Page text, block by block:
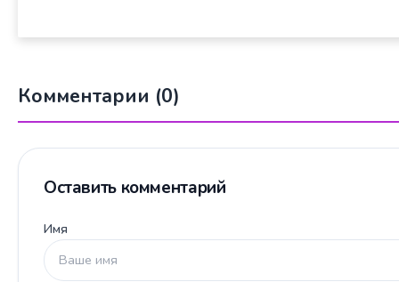
Комментарии (0)
Оставить комментарий
Имя